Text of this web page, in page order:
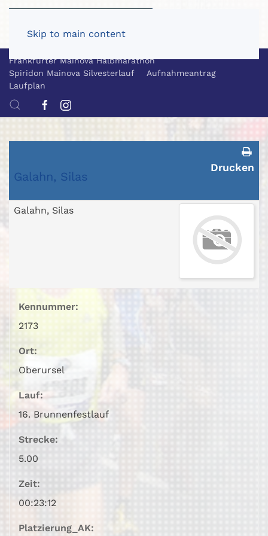
Skip to main content
Frankfurter Mainova Halbmarathon
Spiridon Mainova Silvesterlauf
Aufnahmeantrag
Laufplan
Drucken
Galahn, Silas
Galahn, Silas
Kennummer:
2173
Ort:
Oberursel
Lauf:
16. Brunnenfestlauf
Strecke:
5.00
Zeit:
00:23:12
Platzierung_AK: